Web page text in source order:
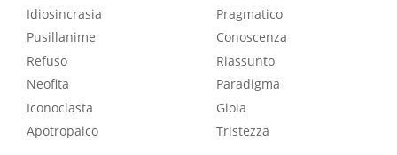
Idiosincrasia
Pusillanime
Refuso
Neofita
Iconoclasta
Apotropaico
Pragmatico
Conoscenza
Riassunto
Paradigma
Gioia
Tristezza